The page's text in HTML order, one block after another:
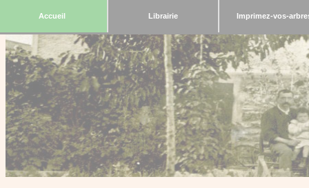
Accueil Librairie Imprimez-vos-